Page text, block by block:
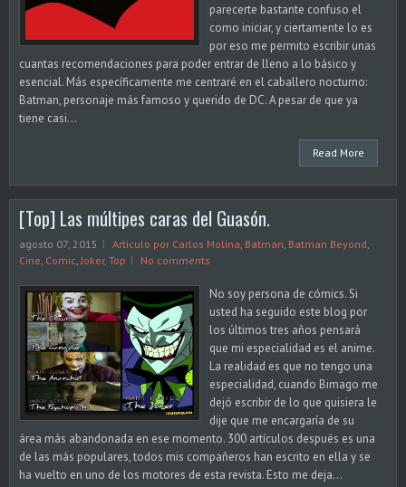
parecerte bastante confuso el
como iniciar, y ciertamente lo es
por eso me permito escribir unas
cuantas recomendaciones para poder entrar de lleno a lo básico y
esencial. Más específicamente me centraré en el caballero nocturno:
Batman, personaje más famoso y querido de DC. A pesar de que ya
tiene casi...
Read More
[Top] Las múltipes caras del Guasón.
agosto 07, 2015 Articulo por Carlos Molina Batman Batman Beyond
Cine Comic Joker, Top No comments
No soy persona de cómics. Si
usted ha seguido este blog por
los últimos tres años pensará
que mi especialidad es el anime.
La realidad es que no tengo una
especialidad, cuando Bimago me
dejó escribir de lo que quisiera le
dije que me encargaría de su
área más abandonada en ese momento. 300 artículos después es una
de las más populares, todos mis compañeros han escrito en ella y se
ha vuelto en uno de los motores de esta revista. Esto me deja...